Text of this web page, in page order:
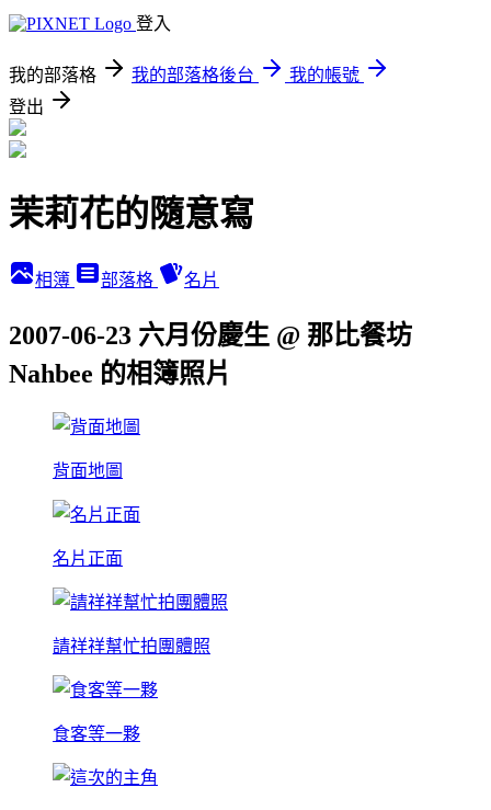
登入
我的部落格 我的部落格後台
我的帳號
登出
茉莉花的隨意寫
相簿 部落格 名片
2007-06-23 六月份慶生 @ 那比餐坊
Nahbee 的相簿照片
背面地圖
名片正面
請祥祥幫忙拍團體照
食客等一夥